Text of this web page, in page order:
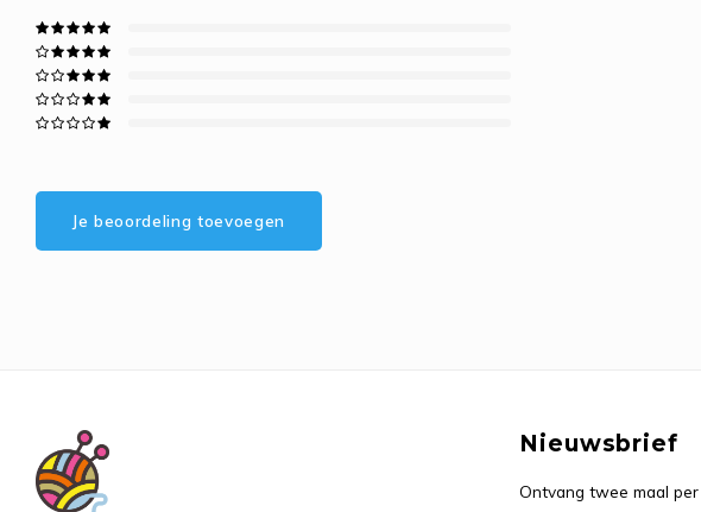
Je beoordeling toevoegen
Nieuwsbrief
Ontvang twee maal